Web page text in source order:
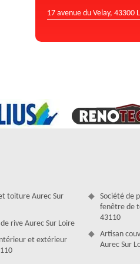
le
si
17 avenue du Velay, 43300
toiture Aurec Sur
rive Aurec Sur Loire
et extérieur
Société de
fenêtre de
43110
Artisan
Aurec Sur